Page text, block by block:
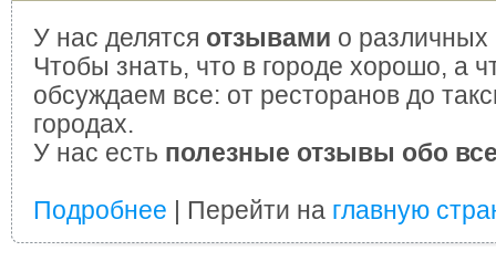
У нас делятся отзывами о различных
Чтобы знать, что в городе хорошо, а
обсуждаем все: от ресторанов до
городах.
У нас есть полезные отзывы обо
Подробнее | Перейти на главную